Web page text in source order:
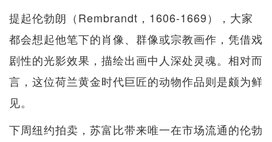
提起伦勃朗（Rembrandt，1606-1669），大家
都会想起他笔下的肖像、群像或宗教画作，凭借戏
剧性的光影效果，描绘出画中人深处灵魂。相对而
言，这位荷兰黄金时代巨匠的动物作品则是颇为鲜
见。
下周纽约拍卖，苏富比带来唯一在市场流通的伦勃